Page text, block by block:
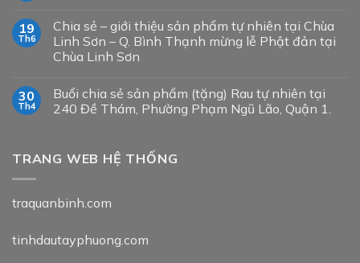
19
Th6
Chia sẻ – giới thiệu sản phẩm tự nhiên tại Chùa
Linh Sơn – Q. Bình Thạnh mừng lễ Phật đản tại
Chùa Linh Sơn
30
Th4
Buổi chia sẻ sản phẩm (tặng) Rau tự nhiên tại
240 Đề Thám, Phường Phạm Ngũ Lão, Quận 1.
TRANG WEB HỆ THỐNG
traquanbinh.com
tinhdautayphuong.com